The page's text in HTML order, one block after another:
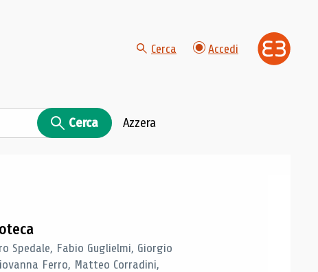
Cerca Accedi
Cerca Azzera
Spedale, Fabio Guglielmi, Giorgio
Ferro, Matteo Corradini,